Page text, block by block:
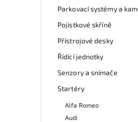
Parkovací systémy a
Pojistkové skříně
Přístrojové desky
Řídící jednotky
Senzory a snímače
Startéry
Alfa Romeo
Audi